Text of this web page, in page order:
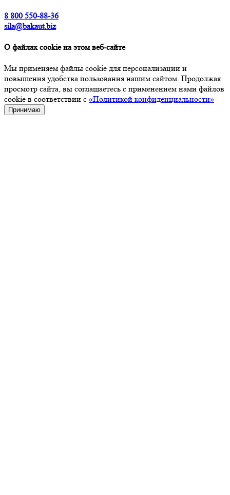
8 800 550-88-36
sila@bakaut.biz
О файлах cookie на этом веб-сайте
Мы применяем файлы cookie для персонализации и
повышения удобства пользования нашим сайтом. Продолжая
просмотр сайта, вы соглашаетесь с применением нами файлов
cookie в соответствии с «Политикой конфиденциальности»
Принимаю